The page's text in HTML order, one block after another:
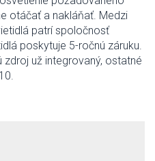
otáčať a nakláňať. Medzi
patrí spoločnosť
poskytuje 5-ročnú záruku.
už integrovaný, ostatné